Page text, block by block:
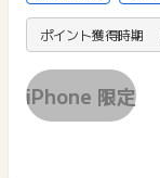
ポイント獲得時期
iPhone 限定